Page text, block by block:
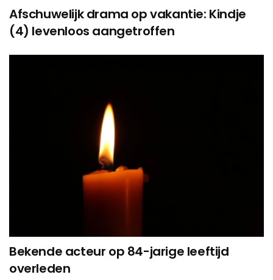
Afschuwelijk drama op vakantie: Kindje
(4) levenloos aangetroffen
Bekende acteur op 84-jarige leeftijd
overleden